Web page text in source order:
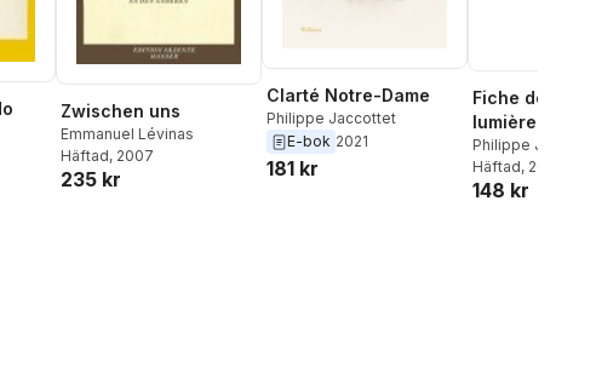
Zwischen uns
Emmanuel Lévinas
Häftad, 2007
235 kr
Clarté Notre-Dame
Philippe Jaccottet
E-bok 2021
181 kr
Fiche de
lumière
intégrale)
Philippe
Häftad, 2023
148 kr